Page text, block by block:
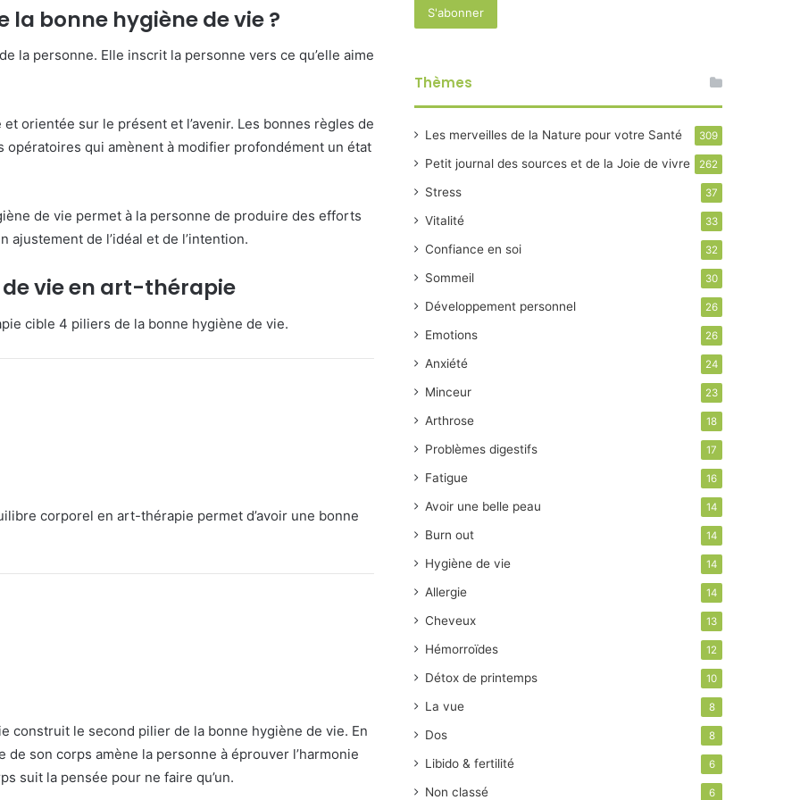
la bonne hygiène de vie ?
la personne. Elle inscrit la personne vers ce qu’elle aime
orientée sur le présent et l’avenir. Les bonnes règles de
qui amènent à modifier profondément un état
de vie permet à la personne de produire des efforts
de l’idéal et de l’intention.
de vie en art-thérapie
cible 4 piliers de la bonne hygiène de vie.
corporel en art-thérapie permet d’avoir une bonne
construit le second pilier de la bonne hygiène de vie. En
son corps amène la personne à éprouver l’harmonie
suit la pensée pour ne faire qu’un.
Thèmes
Les merveilles de la Nature pour votre Santé 309
Petit journal des sources et de la Joie de vivre 262
Stress 37
Vitalité 33
Confiance en soi 32
Sommeil 30
Développement personnel 26
Emotions 26
Anxiété 24
Minceur 23
Arthrose 18
Problèmes digestifs 17
Fatigue 16
Avoir une belle peau 14
Burn out 14
Hygiène de vie 14
Allergie 14
Cheveux 13
Hémorroïdes 12
Détox de printemps 10
La vue 8
Dos 8
Libido & fertilité 6
Non classé 6